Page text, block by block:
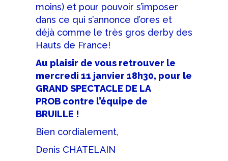
moins) et pour pouvoir s’imposer
dans ce qui s’annonce d’ores et
déjà comme le très gros derby des
Hauts de France!
Au plaisir de vous retrouver le
mercredi 11 janvier 18h30, pour le
GRAND SPECTACLE DE LA
PROB contre l’équipe de
BRUILLE !
Bien cordialement,
Denis CHATELAIN